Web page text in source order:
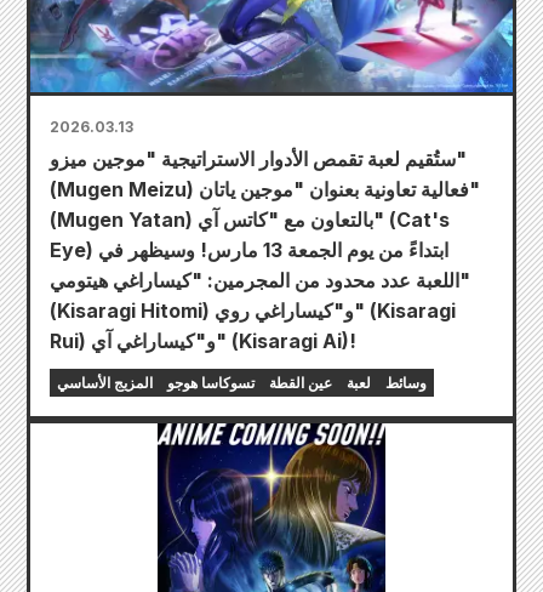
2026.03.13
ستُقيم لعبة تقمص الأدوار الاستراتيجية "موجين ميزو"
(Mugen Meizu) فعالية تعاونية بعنوان "موجين ياتان"
(Mugen Yatan) بالتعاون مع "كاتس آي" (Cat's
Eye) ابتداءً من يوم الجمعة 13 مارس! وسيظهر في
اللعبة عدد محدود من المجرمين: "كيساراغي هيتومي"
(Kisaragi Hitomi) و"كيساراغي روي" (Kisaragi
Rui) و"كيساراغي آي" (Kisaragi Ai)!
المزيج الأساسي تسوكاسا هوجو عين القطة لعبة وسائط